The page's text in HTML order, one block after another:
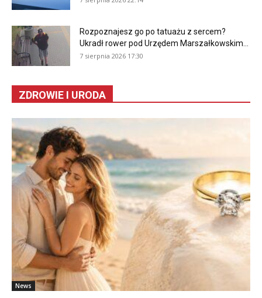
Rozpoznajesz go po tatuażu z sercem?
Ukradł rower pod Urzędem Marszałkowskim...
7 sierpnia 2026 17:30
ZDROWIE I URODA
News